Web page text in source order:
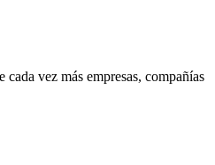
vez más empresas, compañías